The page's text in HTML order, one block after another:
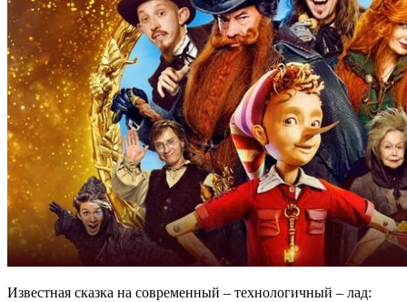
Известная сказка на современный – технологичный – лад: